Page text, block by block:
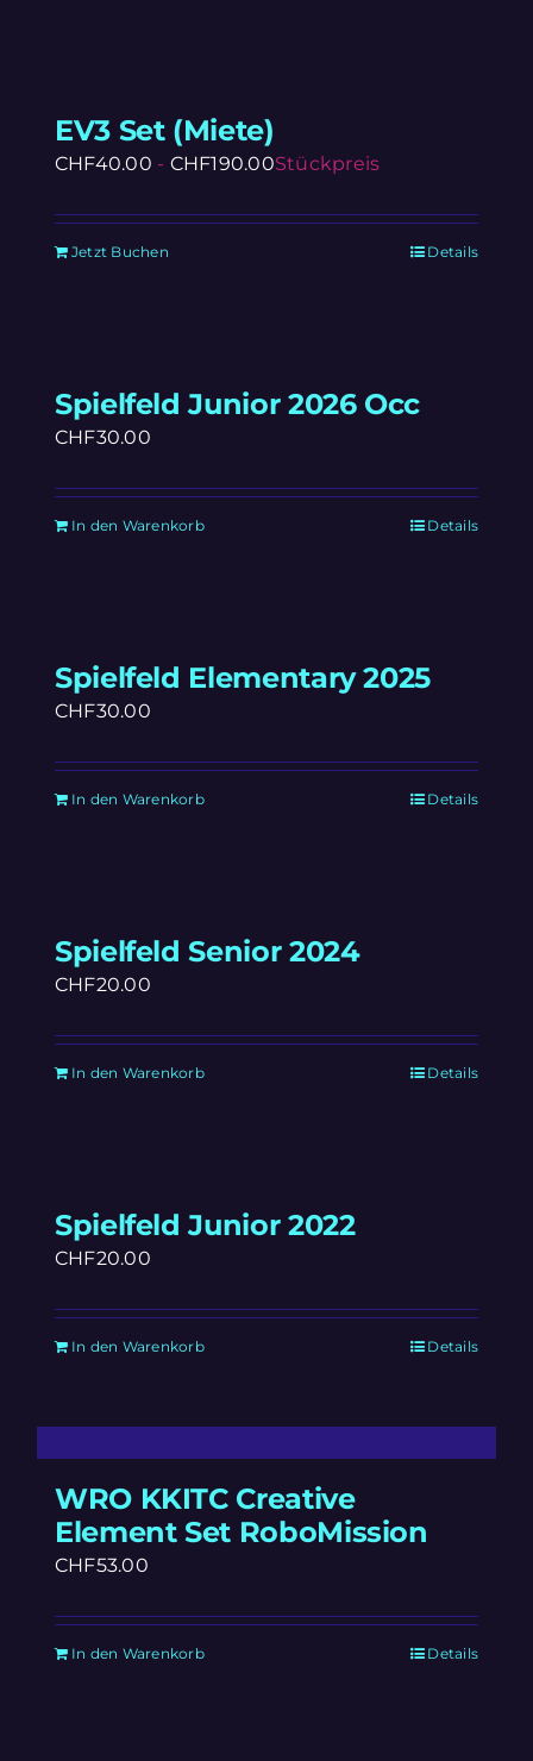
EV3 Set (Miete)
CHF40.00 - CHF190.00Stückpreis
Jetzt Buchen Details
Spielfeld Junior 2026 Occ
CHF30.00
In den Warenkorb Details
Spielfeld Elementary 2025
CHF30.00
In den Warenkorb Details
Spielfeld Senior 2024
CHF20.00
In den Warenkorb Details
Spielfeld Junior 2022
CHF20.00
In den Warenkorb Details
WRO KKITC Creative
Element Set RoboMission
CHF53.00
In den Warenkorb Details